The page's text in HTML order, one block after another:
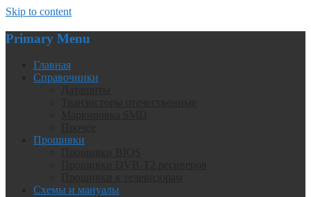
Skip to content
Primary Menu
Главная
Справочники
Прошивки
Схемы и мануалы